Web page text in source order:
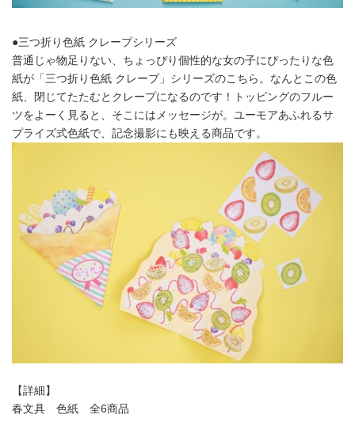
●三つ折り色紙 クレープシリーズ
普通じゃ物足りない、ちょっぴり個性的な女の子にぴったりな色
紙が「三つ折り色紙 クレープ」シリーズのこちら。なんとこの色
紙、閉じてたたむとクレープになるのです！トッピングのフルー
ツをよーく見ると、そこにはメッセージが。ユーモアあふれるサ
プライズ式色紙で、記念撮影にも映える商品です。
【詳細】
春文具 色紙 全6商品